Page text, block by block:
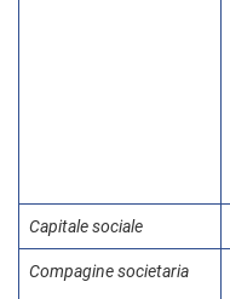
Capitale sociale
Compagine societaria